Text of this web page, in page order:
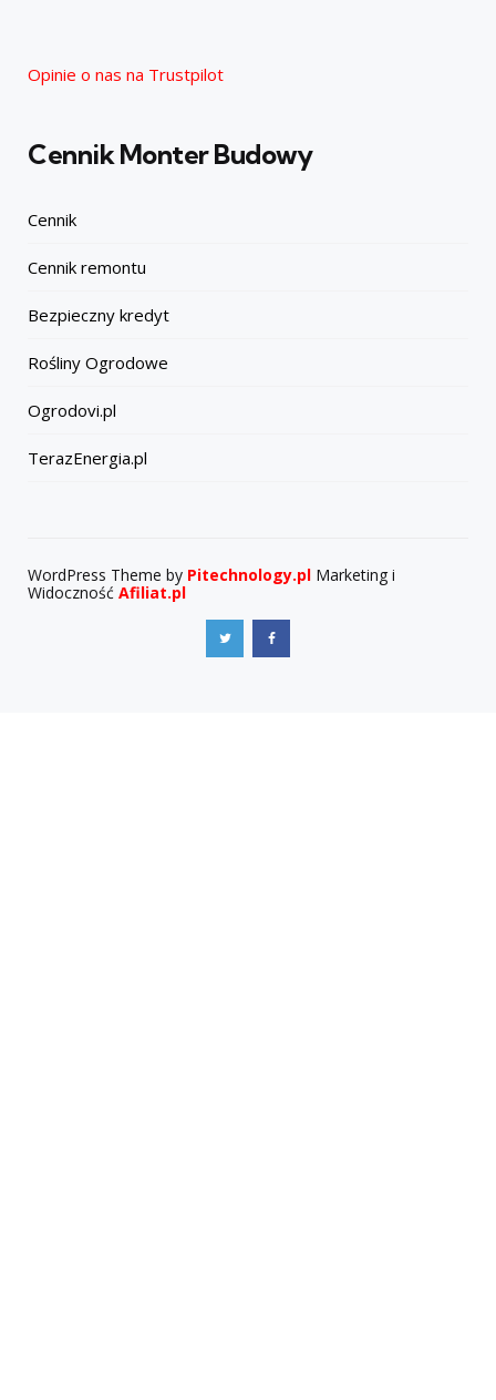
Opinie o nas na Trustpilot
Cennik Monter Budowy
Cennik
Cennik remontu
Bezpieczny kredyt
Rośliny Ogrodowe
Ogrodovi.pl
TerazEnergia.pl
WordPress Theme by Pitechnology.pl Marketing i
Widoczność Afiliat.pl